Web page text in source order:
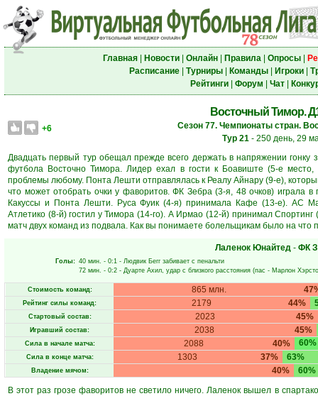
Главная| Новости| Онлайн| Правила| Опросы|
Расписание| Турниры| Команды| Игроки|
Рейтинги| Форум Чат|
Восточный Тимор.
+6
Сезон 77. Чемпионаты стран.
Тур 21- 250 день, 29
Двадцать первый тур обещал прежде всего держать в напряжении гонку
футбола Восточно Тимора. Лидер ехал в гости к Боавиште (5-е
проблемы любому. Понта Лешти отправлялась к Реалу Айнару (9-е),
что может отобрать очки у фаворитов. ФК Зебра (3-я, 48 очков) играла
Какуссы и Понта Лешти. Руса Фуик (4-я) принимала Кафе (13-е). АС
Атлетико (8-й) гостил у Тимора (14-го). А Ирмао (12-й) принимал
матч двух команд из подвала. Как вы понимаете болельщикам было на что
Лаленок Юнайтед - ФК
Голы: 40 мин. - 0:1 - Людвик Бегг забивает с пенальти
72 мин. - 0:2 - Дуарте Ахил, удар с близкого расстояния (пас - Марлон
Стоимость команд: 865 млн.
Рейтинг силы команд: 44%
2179
Стартовый состав: 45%
2023
Игравший состав: 45%
2038
Сила в начале матча: 40%
2088 60%
Сила в конце матча: 37%
1303 63%
Владение мячом: 40%
60%
В этот раз грозе фаворитов не светило ничего. Лаленок вышел в